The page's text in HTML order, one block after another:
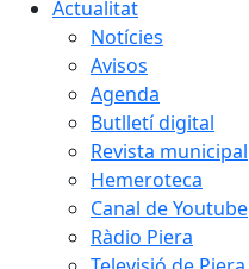
Actualitat
Notícies
Avisos
Agenda
Butlletí digital
Revista municipal
Hemeroteca
Canal de Youtube
Ràdio Piera